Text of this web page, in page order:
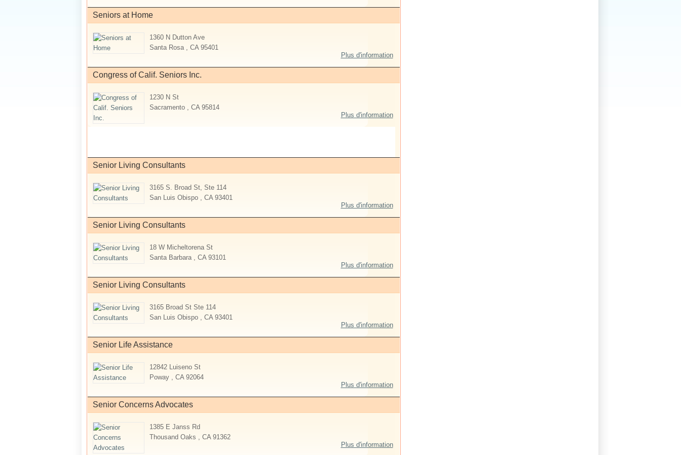
Seniors at Home
1360 N Dutton Ave
Santa Rosa , CA 95401
Plus d'information
Congress of Calif. Seniors Inc.
1230 N St
Sacramento , CA 95814
Plus d'information
Senior Living Consultants
3165 S. Broad St, Ste 114
San Luis Obispo , CA 93401
Plus d'information
Senior Living Consultants
18 W Micheltorena St
Santa Barbara , CA 93101
Plus d'information
Senior Living Consultants
3165 Broad St Ste 114
San Luis Obispo , CA 93401
Plus d'information
Senior Life Assistance
12842 Luiseno St
Poway , CA 92064
Plus d'information
Senior Concerns Advocates
1385 E Janss Rd
Thousand Oaks , CA 91362
Plus d'information